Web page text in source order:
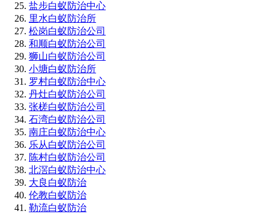
盐步白蚁防治中心
里水白蚁防治所
松岗白蚁防治公司
和顺白蚁防治公司
狮山白蚁防治公司
小塘白蚁防治所
罗村白蚁防治中心
丹灶白蚁防治公司
张槎白蚁防治公司
石湾白蚁防治公司
南庄白蚁防治中心
乐从白蚁防治公司
陈村白蚁防治公司
北滘白蚁防治中心
大良白蚁防治
伦教白蚁防治
勒流白蚁防治